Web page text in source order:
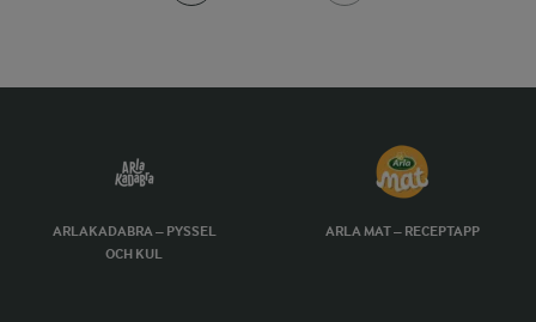
ARLAKADABRA – PYSSEL
OCH KUL
ARLA MAT – RECEPTAPP